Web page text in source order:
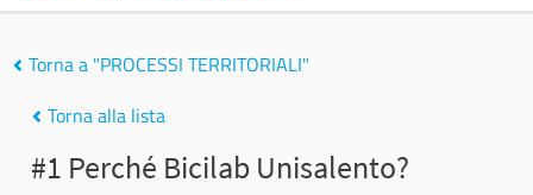
Torna a "PROCESSI TERRITORIALI"
Torna alla lista
#1 Perché Bicilab Unisalento?